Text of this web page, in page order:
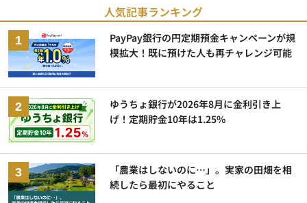
人気記事ランキング
PayPay銀行の円定期預金キャンペーンが規
模拡大！既に預けた人も再チャレンジ可能
ゆうちょ銀行が2026年8月に金利引き上
げ！定期貯金10年は1.25%
「農業はしないのに…」。実家の田畑を相
続したら最初にやること